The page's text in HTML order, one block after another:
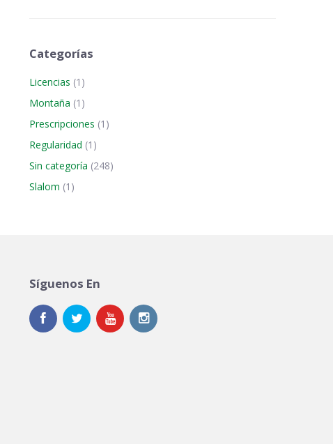
Categorías
Licencias (1)
Montaña (1)
Prescripciones (1)
Regularidad (1)
Sin categoría (248)
Slalom (1)
Síguenos En